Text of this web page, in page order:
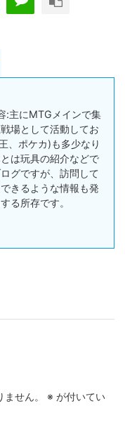
:主にMTGメインで集
場として活動してお
、ポケカ)も多少なり
は玩具の紹介などで
グですが、訪問して
きるような情報も発
る所存です。
せん。 ※ が付いてい